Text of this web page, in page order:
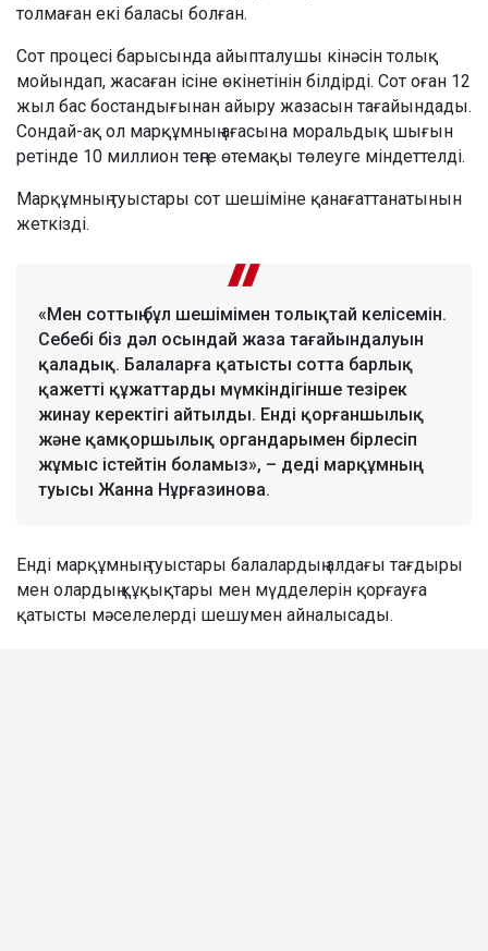
толмаған екі баласы болған.
Сот процесі барысында айыпталушы кінәсін толық
мойындап, жасаған ісіне өкінетінін білдірді. Сот оған 12
жыл бас бостандығынан айыру жазасын тағайындады.
Сондай-ақ ол марқұмның ағасына моральдық шығын
ретінде 10 миллион теңге өтемақы төлеуге міндеттелді.
Марқұмның туыстары сот шешіміне қанағаттанатынын
жеткізді.
«Мен соттың бұл шешімімен толықтай келісемін.
Себебі біз дәл осындай жаза тағайындалуын
қаладық. Балаларға қатысты сотта барлық
қажетті құжаттарды мүмкіндігінше тезірек
жинау керектігі айтылды. Енді қорғаншылық
және қамқоршылық органдарымен бірлесіп
жұмыс істейтін боламыз», – деді марқұмның
туысы Жанна Нұрғазинова.
Енді марқұмның туыстары балалардың алдағы тағдыры
мен олардың құқықтары мен мүдделерін қорғауға
қатысты мәселелерді шешумен айналысады.